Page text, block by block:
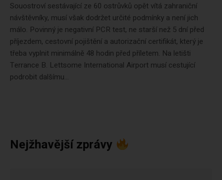
Souostroví sestávající ze 60 ostrůvků opět vítá zahraniční
návštěvníky, musí však dodržet určité podmínky a není jich
málo. Povinný je negativní PCR test, ne starší než 5 dní před
příjezdem, cestovní pojištění a autorizační certifikát, který je
třeba vyplnit minimálně 48 hodin před příletem. Na letišti
Terrance B. Lettsome International Airport musí cestující
podrobit dalšímu...
Nejžhavější zprávy